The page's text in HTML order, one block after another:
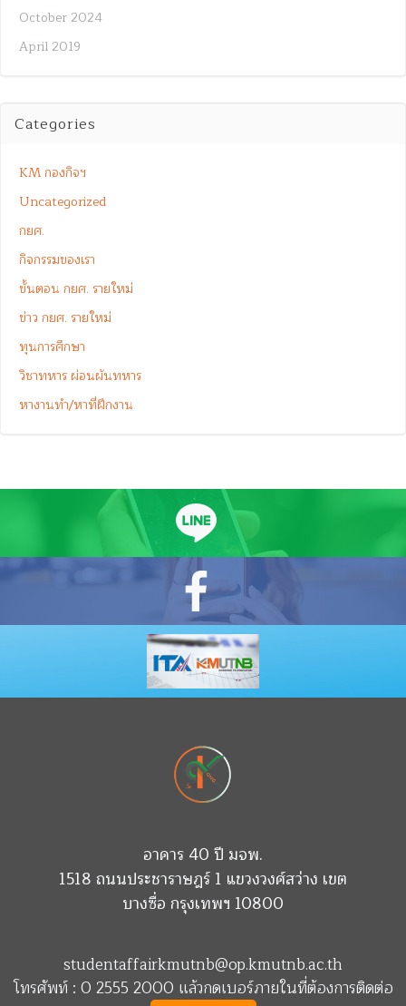
October 2024
April 2019
Categories
KM กองกิจฯ
Uncategorized
กยศ.
กิจกรรมของเรา
ขั้นตอน กยศ. รายใหม่
ข่าว กยศ. รายใหม่
ทุนการศึกษา
วิชาทหาร ผ่อนผันทหาร
หางานทำ/หาที่ฝึกงาน
อาคาร 40 ปี มจพ.
1518 ถนนประชาราษฎร์ 1 แขวงวงศ์สว่าง เขต
บางซื่อ กรุงเทพฯ 10800
studentaffairkmutnb@op.kmutnb.ac.th
โทรศัพท์ : 0 2555 2000 แล้วกดเบอร์ภายในที่ต้องการติดต่อ